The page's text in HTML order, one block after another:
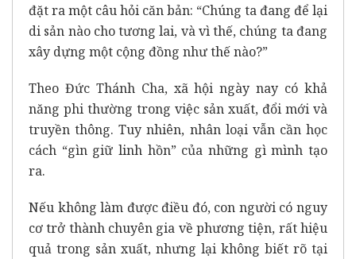
đặt ra một câu hỏi căn bản: “Chúng ta đang để lại
di sản nào cho tương lai, và vì thế, chúng ta đang
xây dựng một cộng đồng như thế nào?”
Theo Đức Thánh Cha, xã hội ngày nay có khả
năng phi thường trong việc sản xuất, đổi mới và
truyền thông. Tuy nhiên, nhân loại vẫn cần học
cách “gìn giữ linh hồn” của những gì mình tạo
ra.
Nếu không làm được điều đó, con người có nguy
cơ trở thành chuyên gia về phương tiện, rất hiệu
quả trong sản xuất, nhưng lại không biết rõ tại